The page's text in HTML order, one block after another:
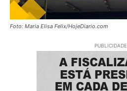
Foto: Maria Elisa Felix/HojeDiario.com
PUBLICIDADE